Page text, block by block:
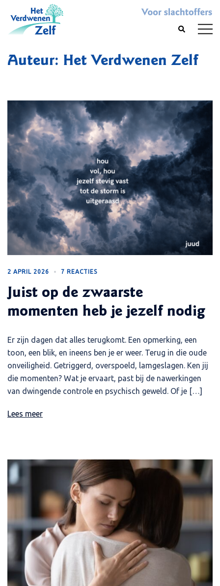
content
Search
menu
Auteur: Het Verdwenen Zelf
2 APRIL 2026 7 REACTIES
Juist op de zwaarste
momenten heb je jezelf nodig
Er zijn dagen dat alles terugkomt. Een opmerking, een
toon, een blik, en ineens ben je er weer. Terug in die oude
onveiligheid. Getriggerd, overspoeld, lamgeslagen. Ken jij
die momenten? Wat je ervaart, past bij de nawerkingen
van dwingende controle en psychisch geweld. Of je […]
Lees meer